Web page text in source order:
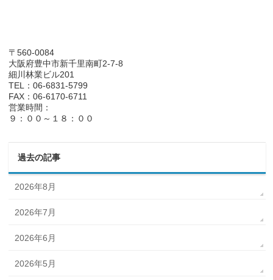
〒560-0084
大阪府豊中市新千里南町2-7-8
細川林業ビル201
TEL：06-6831-5799
FAX：06-6170-6711
営業時間：
９：００～１８：００
過去の記事
2026年8月
2026年7月
2026年6月
2026年5月